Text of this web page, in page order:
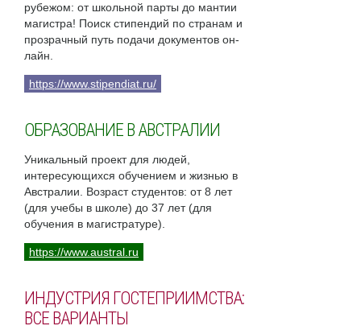
рубежом: от школьной парты до мантии
магистра! Поиск стипендий по странам и
прозрачный путь подачи документов он-
лайн.
https://www.stipendiat.ru/
ОБРАЗОВАНИЕ В АВСТРАЛИИ
Уникальный проект для людей,
интересующихся обучением и жизнью в
Австралии. Возраст студентов: от 8 лет
(для учебы в школе) до 37 лет (для
обучения в магистратуре).
https://www.austral.ru
ИНДУСТРИЯ ГОСТЕПРИИМСТВА:
ВСЕ ВАРИАНТЫ